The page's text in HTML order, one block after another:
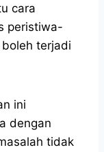
cara
peristiwa-
terjadi
ini
dengan
tidak